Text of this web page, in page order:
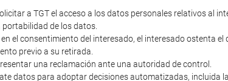
a TGT el acceso a los datos personales relativos al
de los datos.
el consentimiento del interesado, el interesado ostenta
previo a su retirada.
una reclamación ante una autoridad de control.
datos para adoptar decisiones automatizadas,